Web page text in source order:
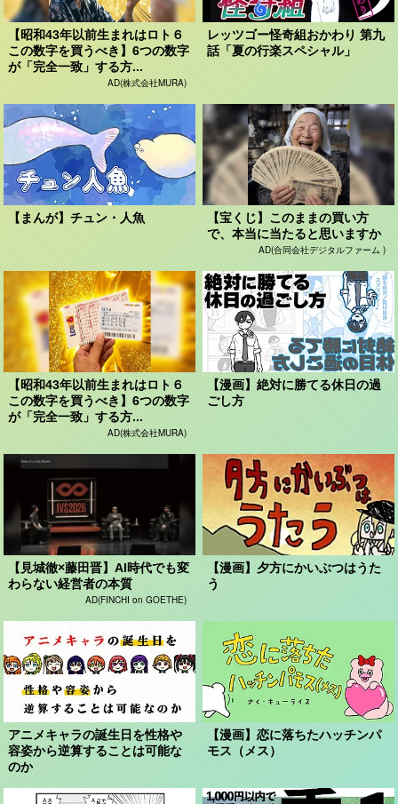
【昭和43年以前生まれはロト６
この数字を買うべき】6つの数字
が「完全一致」する方...
AD(株式会社MURA)
レッツゴー怪奇組おかわり 第九
話「夏の行楽スペシャル」
【まんが】チュン・人魚
【宝くじ】このままの買い方
で、本当に当たると思いますか
AD(合同会社デジタルファーム )
【昭和43年以前生まれはロト６
この数字を買うべき】6つの数字
が「完全一致」する方...
AD(株式会社MURA)
【漫画】絶対に勝てる休日の過
ごし方
【見城徹×藤田晋】AI時代でも変
わらない経営者の本質
AD(FINCHI on GOETHE)
【漫画】夕方にかいぶつはうた
う
アニメキャラの誕生日を性格や
容姿から逆算することは可能な
のか
【漫画】恋に落ちたハッチンパ
モス（メス）